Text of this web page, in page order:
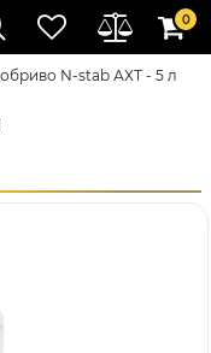
0
N-stab АХТ - 5 л